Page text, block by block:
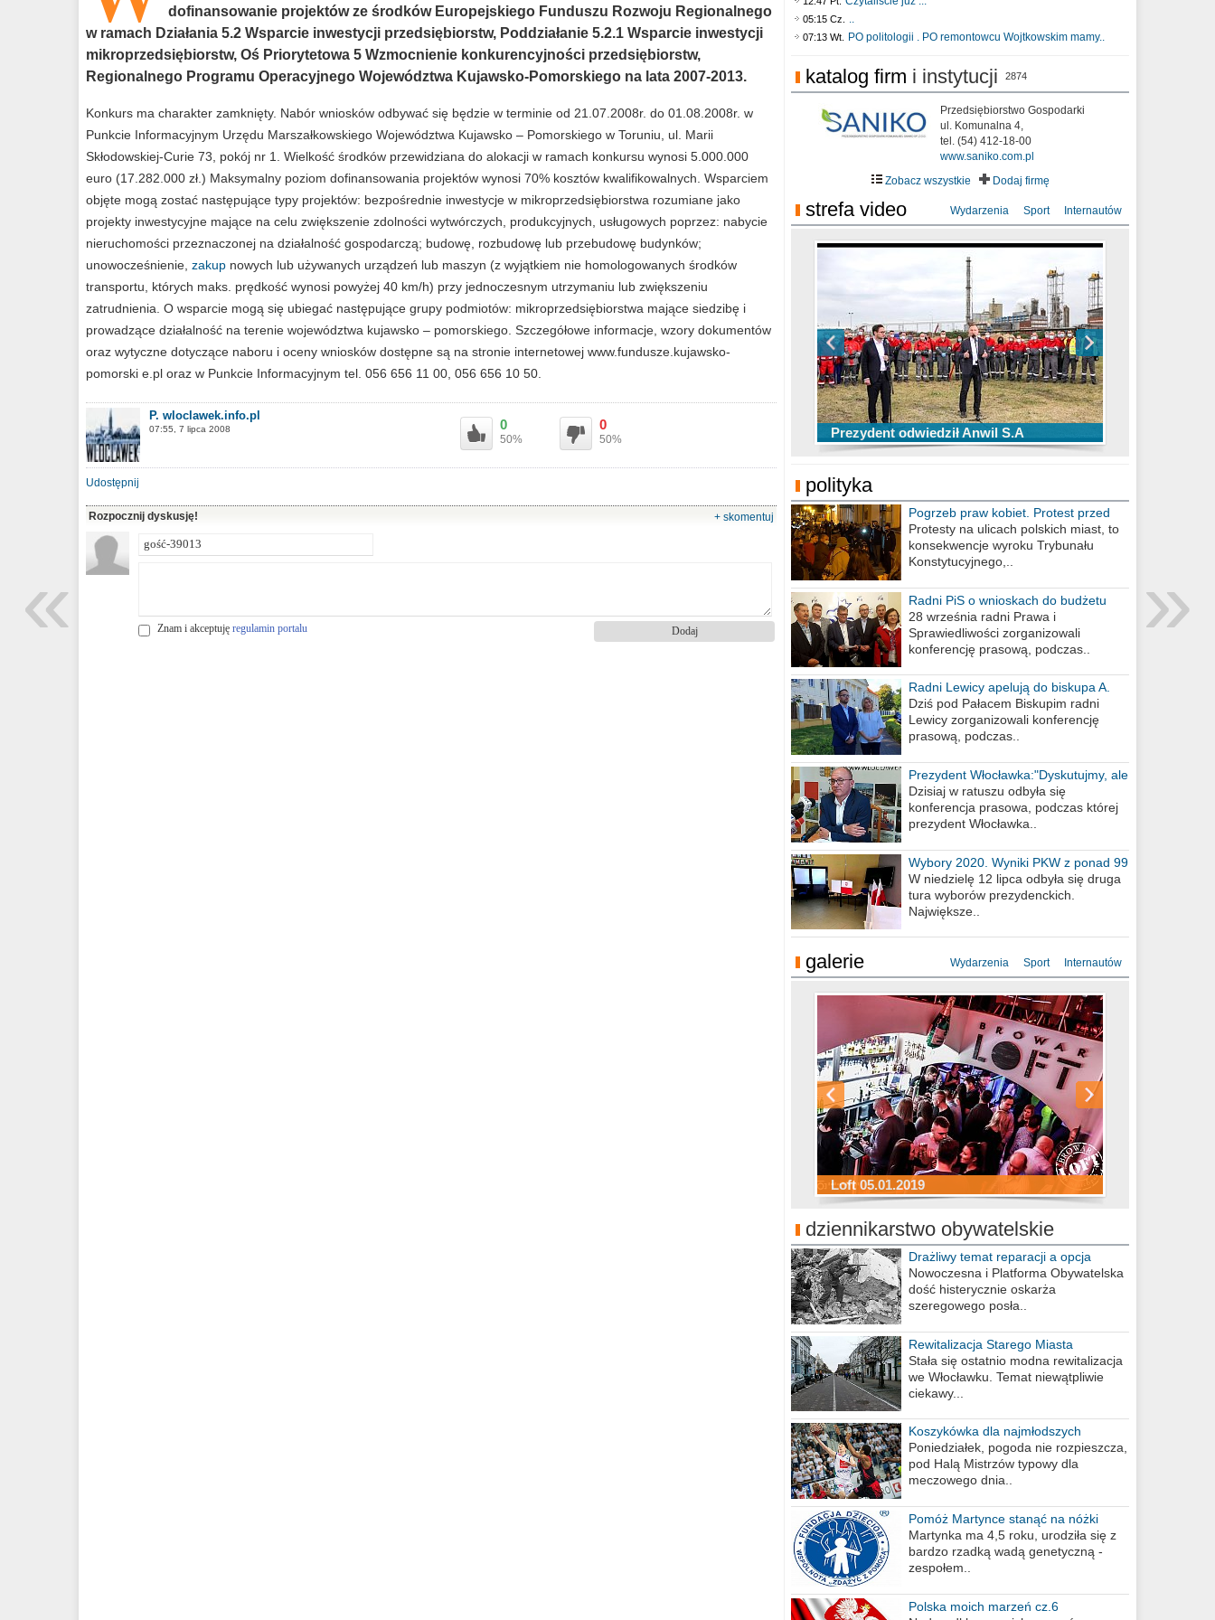
dofinansowanie projektów ze środków Europejskiego Funduszu Rozwoju Regionalnego
w ramach Działania 5.2 Wsparcie inwestycji przedsiębiorstw, Poddziałanie 5.2.1 Wsparcie inwestycji
mikroprzedsiębiorstw, Oś Priorytetowa 5 Wzmocnienie konkurencyjności przedsiębiorstw,
Regionalnego Programu Operacyjnego Województwa Kujawsko-Pomorskiego na lata 2007-2013.
Konkurs ma charakter zamknięty. Nabór wniosków odbywać się będzie w terminie od 21.07.2008r. do 01.08.2008r. w
Punkcie Informacyjnym Urzędu Marszałkowskiego Województwa Kujawsko – Pomorskiego w Toruniu, ul. Marii
Skłodowskiej-Curie 73, pokój nr 1. Wielkość środków przewidziana do alokacji w ramach konkursu wynosi 5.000.000
euro (17.282.000 zł.) Maksymalny poziom dofinansowania projektów wynosi 70% kosztów kwalifikowalnych. Wsparciem
objęte mogą zostać następujące typy projektów: bezpośrednie inwestycje w mikroprzedsiębiorstwa rozumiane jako
projekty inwestycyjne mające na celu zwiększenie zdolności wytwórczych, produkcyjnych, usługowych poprzez: nabycie
nieruchomości przeznaczonej na działalność gospodarczą; budowę, rozbudowę lub przebudowę budynków;
unowocześnienie, zakup nowych lub używanych urządzeń lub maszyn (z wyjątkiem nie homologowanych środków
transportu, których maks. prędkość wynosi powyżej 40 km/h) przy jednoczesnym utrzymaniu lub zwiększeniu
zatrudnienia. O wsparcie mogą się ubiegać następujące grupy podmiotów: mikroprzedsiębiorstwa mające siedzibę i
prowadzące działalność na terenie województwa kujawsko – pomorskiego. Szczegółowe informacje, wzory dokumentów
oraz wytyczne dotyczące naboru i oceny wniosków dostępne są na stronie internetowej www.fundusze.kujawsko-
pomorski e.pl oraz w Punkcie Informacyjnym tel. 056 656 11 00, 056 656 10 50.
P. wloclawek.info.pl
07:55, 7 lipca 2008 0
50%
0
50%
Udostępnij
Rozpocznij dyskusję! + skomentuj
Znam i akceptuję regulamin portalu
05:15 Cz. ..
07:13 Wt. PO politologii . PO remontowcu Wojtkowskim mamy..
katalog firm i instytucji 2874
Przedsiębiorstwo Gospodarki
ul. Komunalna 4,
tel. (54) 412-18-00
www.saniko.com.pl
Zobacz wszystkie
Dodaj firmę
strefa video Wydarzenia Sport Internautów
Prezydent odwiedził Anwil S.A
TOP 10 przechwytów Anwilu Włocławek
w EBL w sezonie 2019/2020
TOP 5 rzutów Anwilu Włocławek w BCL
w sezonie 2019/2020
Ni To Ponk - W oczach mamy strach
sixf33t .Last Year DRONE FOOTAGE
Włocławek
XXIII Sesja Rady Miasta Włocławek VIII
kadencji w dniu 09.06.2020 r.
polityka
Pogrzeb praw kobiet. Protest przed
biurem poselskim PiS
Protesty na ulicach polskich miast, to
konsekwencje wyroku Trybunału
Konstytucyjnego,..
Radni PiS o wnioskach do budżetu
miasta na 2021 rok
28 września radni Prawa i
Sprawiedliwości zorganizowali
konferencję prasową, podczas..
Radni Lewicy apelują do biskupa A.
Wiesława Meringa
Dziś pod Pałacem Biskupim radni
Lewicy zorganizowali konferencję
prasową, podczas..
Prezydent Włocławka:"Dyskutujmy, ale
nie obrażajmy się”
Dzisiaj w ratuszu odbyła się
konferencja prasowa, podczas której
prezydent Włocławka..
Wybory 2020. Wyniki PKW z ponad 99
procent obwodów
W niedzielę 12 lipca odbyła się druga
tura wyborów prezydenckich.
Największe..
galerie Wydarzenia Sport Internautów
Loft 05.01.2019
Sylwester Podgrodzie 31.12.2018
Sylwester Pensjonat Michelin 31.12.2018
Sylwester Hotel Młyn 31.12.2018
Sylwester Miejski 31.12.2018
Sylwester Loft 31.12.2018
dziennikarstwo obywatelskie
Drażliwy temat reparacji a opcja
berlińska
Nowoczesna i Platforma Obywatelska
dość histerycznie oskarża
szeregowego posła..
Rewitalizacja Starego Miasta
Stała się ostatnio modna rewitalizacja
we Włocławku. Temat niewątpliwie
ciekawy...
Koszykówka dla najmłodszych
Poniedziałek, pogoda nie rozpieszcza,
pod Halą Mistrzów typowy dla
meczowego dnia..
Pomóż Martynce stanąć na nóżki
Martynka ma 4,5 roku, urodziła się z
bardzo rzadką wadą genetyczną -
zespołem..
Polska moich marzeń cz.6
»
«